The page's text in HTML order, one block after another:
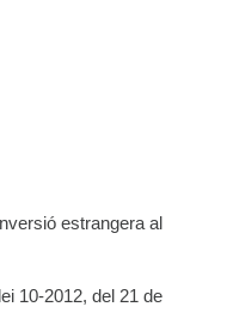
estrangera al
10-2012, del 21 de